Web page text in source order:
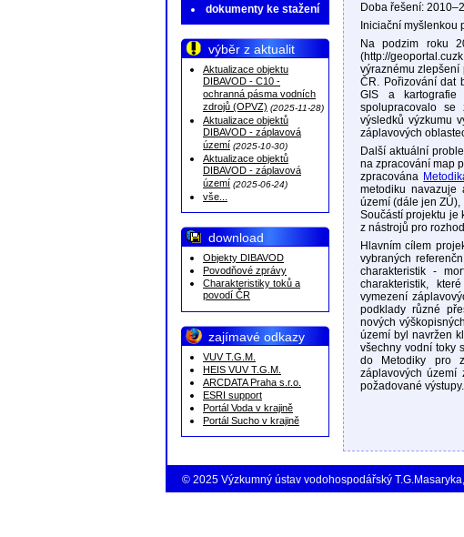
dokumenty ke stažení
výběr z aktualit
Aktualizace objektu
DIBAVOD - C10 -
ochranná pásma vodních
zdrojů (OPVZ) (2025-11-28)
Aktualizace objektů
DIBAVOD - záplavová
území (2025-10-30)
Aktualizace objektů
DIBAVOD - záplavová
území (2025-06-24)
vše...
download
Objekty DIBAVOD
Povodňové zprávy
Charakteristiky toků a
povodí ČR
zajímavé odkazy
VUV T.G.M.
HEIS VUV T.G.M.
ARCDATA Praha s.r.o.
ESRI support
Portál Voda v krajině
Portál Sucho v krajině
Doba řešení:
Iniciační myšlenkou
Na podzim roku
(http://
výraznému zlepšení
ČR. Pořizování dat
GIS a kartografie
spolupracovalo se
výsledků výzkumu
záplavových
Další aktuální
na zpracování map
zpracována
metodiku navazuje
území (dále jen
Součástí projektu je
z nástrojů pro
Hlavním cílem
vybraných
charakteristik -
charakteristik,
vymezení
podklady různé
nových
území byl navržen
všechny vodní toky
do Metodiky pro
záplavových území
požadované výstupy.
© 2025 Výzkumný ústav vodohospodářský